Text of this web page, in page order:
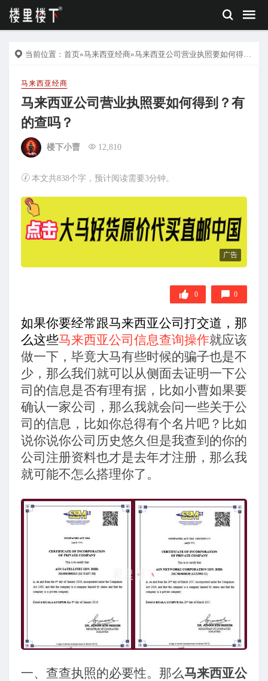
当前位置： 首页»马来西亚经商»马来西亚公司营业执照要如何得到？有的查吗？
马来西亚经商
马来西亚公司营业执照要如何得到？有
的查吗？
楼下小曹 12,810
本文共838个字，预计阅读需要3分钟。
广告
0 0
如果你要经常跟马来西亚公司打交道，那
么这些马来西亚公司信息查询操作就应该
做一下，毕竟大马有些时候的骗子也是不
少，那么我们就可以从侧面去证明一下公
司的信息是否有理有据，比如小曹如果要
确认一家公司，那么我就会问一些关于公
司的信息，比如你总得有个名片吧？比如
说你说你公司历史悠久但是我查到的你的
公司注册资料也才是去年才注册，那么我
就可能不怎么搭理你了。
一、查查执照的必要性。那么马来西亚公